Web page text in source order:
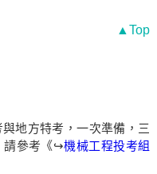
▲Top
地方特考，一次準備，三
請參考《↪機械工程投考組